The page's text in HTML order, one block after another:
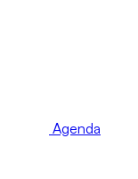
Agenda